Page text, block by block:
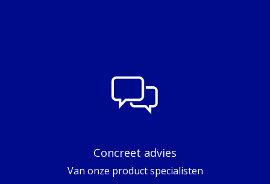
Concreet advies
Van onze product specialisten